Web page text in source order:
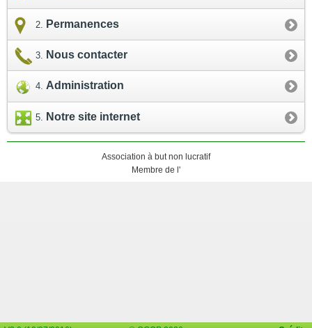
Permanences
Nous contacter
Administration
Notre site internet
Association à but non lucratif
Membre de l'